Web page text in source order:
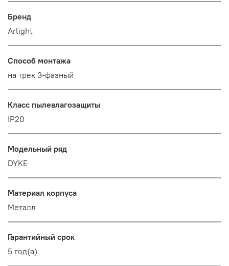
Бренд
Arlight
Способ монтажа
на трек 3-фазный
Класс пылевлагозащиты
IP20
Модельный ряд
DYKE
Материал корпуса
Металл
Гарантийный срок
5 год(а)